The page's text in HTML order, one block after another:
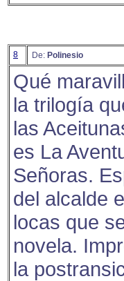
8 De: Polinesio
Qué
la trilogía
las
es La
Señoras.
del alcalde
locas que
novela.
la